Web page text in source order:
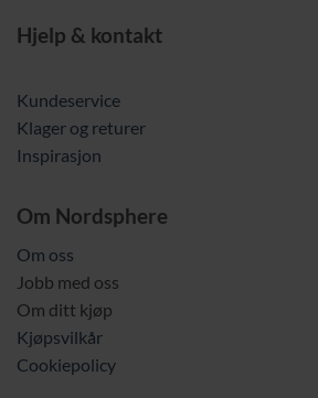
Hjelp & kontakt
Kundeservice
Klager og returer
Inspirasjon
Om Nordsphere
Om oss
Jobb med oss
Om ditt kjøp
Kjøpsvilkår
Cookiepolicy